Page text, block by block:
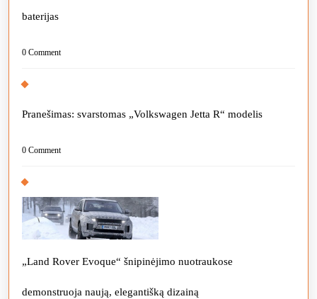
baterijas
0 Comment
Pranešimas: svarstomas „Volkswagen Jetta R“ modelis
0 Comment
„Land Rover Evoque“ šnipinėjimo nuotraukose
demonstruoja naują, elegantišką dizainą